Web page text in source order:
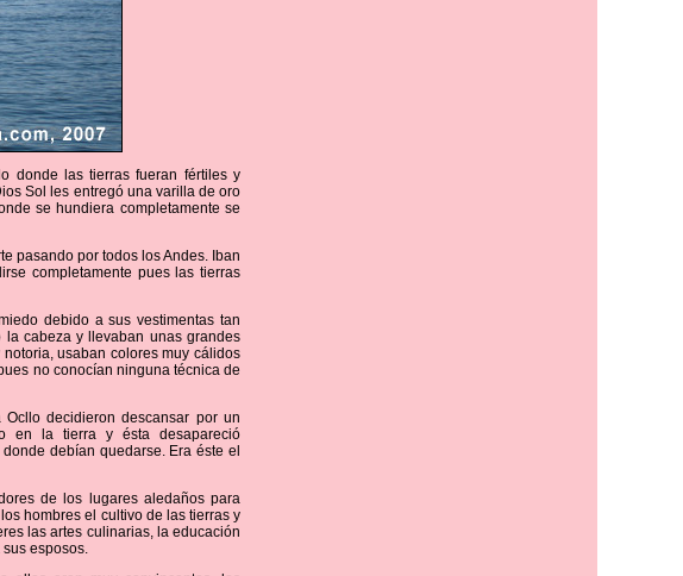
donde las tierras fueran fértiles y
Sol les entregó una varilla de oro
se hundiera completamente se
pasando por todos los Andes. Iban
completamente pues las tierras
debido a sus vestimentas tan
cabeza y llevaban unas grandes
usaban colores muy cálidos
no conocían ninguna técnica de
decidieron descansar por un
en la tierra y ésta desapareció
debían quedarse. Era éste el
de los lugares aledaños para
hombres el cultivo de las tierras y
las artes culinarias, la educación
esposos.